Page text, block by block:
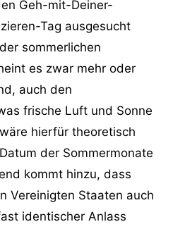
Geh-mit-Deiner-
Tag ausgesucht
sommerlichen
es zwar mehr oder
auch den
frische Luft und Sonne
hierfür theoretisch
der Sommermonate
kommt hinzu, dass
Vereinigten Staaten auch
identischer Anlass